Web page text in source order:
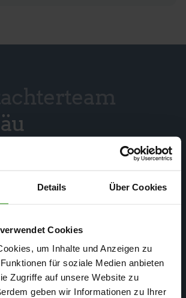
Details Über Cookies
Cookies
um Inhalte und Anzeigen zu
für soziale Medien anbieten
Zugriffe auf unsere Website zu
geben wir Informationen zu Ihrer